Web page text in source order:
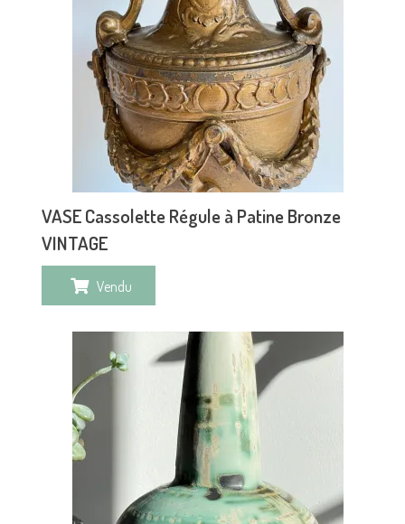
VASE Cassolette Régule à Patine Bronze
VINTAGE
Vendu